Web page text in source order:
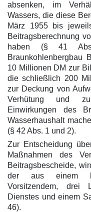
absenken, im
Wassers, die diese
März 1955 bis
Beitragsberechnung
haben (§ 41
Braunkohlenbergbau
10 Millionen DM zur
die schließlich 200
zur Deckung von
Verhütung und
Einwirkungen des
Wasserhaushalt
(§ 42 Abs. 1 und 2).
Zur Entscheidung
Maßnahmen des
Beitragsbescheide,
der aus einem
Vorsitzendem, drei
Dienstes und einem
46).